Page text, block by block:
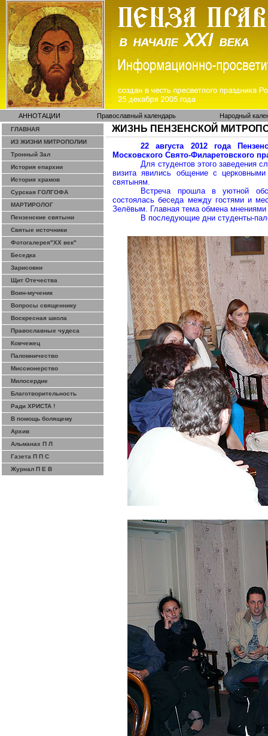
АННОТАЦИИ Православный календарь Народный
ГЛАВНАЯ
ИЗ ЖИЗНИ МИТРОПОЛИИ
Тронный Зал
История епархии
История храмов
Сурская ГОЛГОФА
МАРТИРОЛОГ
Пензенские святыни
Святые источники
Фотогалерея"ХХ век"
Беседка
Зарисовки
Щит Отечества
Воин-мученик
Вопросы священнику
Воскресная школа
Православные чудеса
Ковчежец
Паломничество
Миссионерство
Милосердие
Благотворительность
Ради ХРИСТА !
В помощь болящему
Архив
Альманах П Л
Газета П П С
Журнал П Е В
ЖИЗНЬ ПЕНЗЕНСКОЙ
22 августа 2012 года
Московского Свято-Филаретовского
Для студентов этого заведения
визита явились общение с
святыням.
Встреча прошла в уютной
состоялась беседа между гостями и
Зелёвым. Главная тема обмена
В последующие дни студенты-